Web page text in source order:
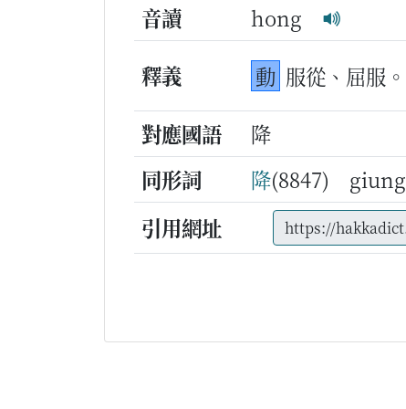
音讀
hong
釋義
動 服從、屈服。
對應國語
降
同形詞
降(8847) giung
引用網址